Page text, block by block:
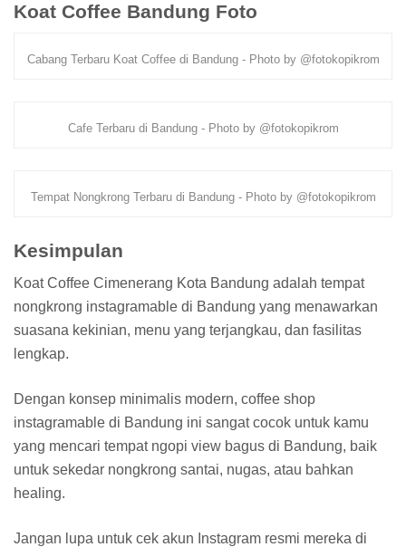
Koat Coffee Bandung Foto
Cabang Terbaru Koat Coffee di Bandung - Photo by @fotokopikrom
Cafe Terbaru di Bandung - Photo by @fotokopikrom
Tempat Nongkrong Terbaru di Bandung - Photo by @fotokopikrom
Kesimpulan
Koat Coffee Cimenerang Kota Bandung adalah tempat
nongkrong instagramable di Bandung yang menawarkan
suasana kekinian, menu yang terjangkau, dan fasilitas
lengkap.
Dengan konsep minimalis modern, coffee shop
instagramable di Bandung ini sangat cocok untuk kamu
yang mencari tempat ngopi view bagus di Bandung, baik
untuk sekedar nongkrong santai, nugas, atau bahkan
healing.
Jangan lupa untuk cek akun Instagram resmi mereka di